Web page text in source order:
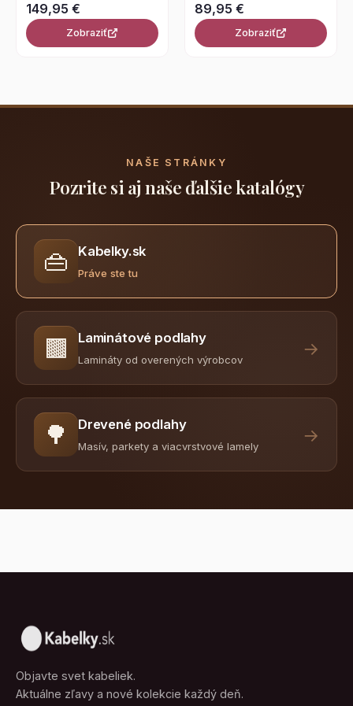
149,95 €
Zobraziť
89,95 €
Zobraziť
NAŠE STRÁNKY
Pozrite si aj naše ďalšie katalógy
👜 Kabelky.sk
Práve ste tu
🟫 Laminátové podlahy
Lamináty od overených výrobcov
→
🌳 Drevené podlahy
Masív, parkety a viacvrstvové lamely
→
Objavte svet kabeliek.
Aktuálne zľavy a nové kolekcie každý deň.